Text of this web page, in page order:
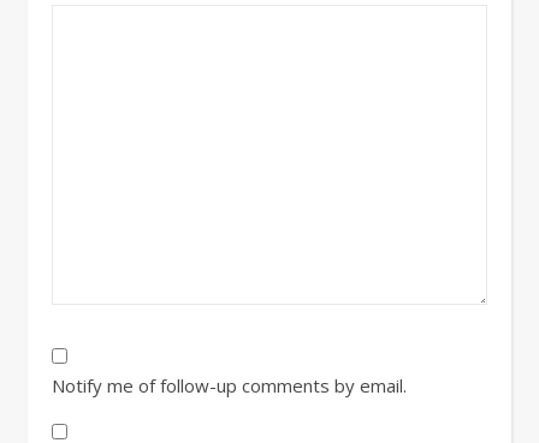
Notify me of follow-up comments by email.